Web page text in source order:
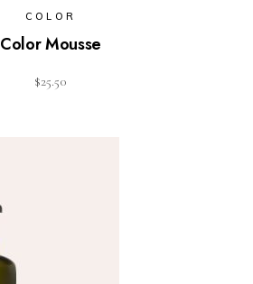
COLOR
Color Mousse
$25.50